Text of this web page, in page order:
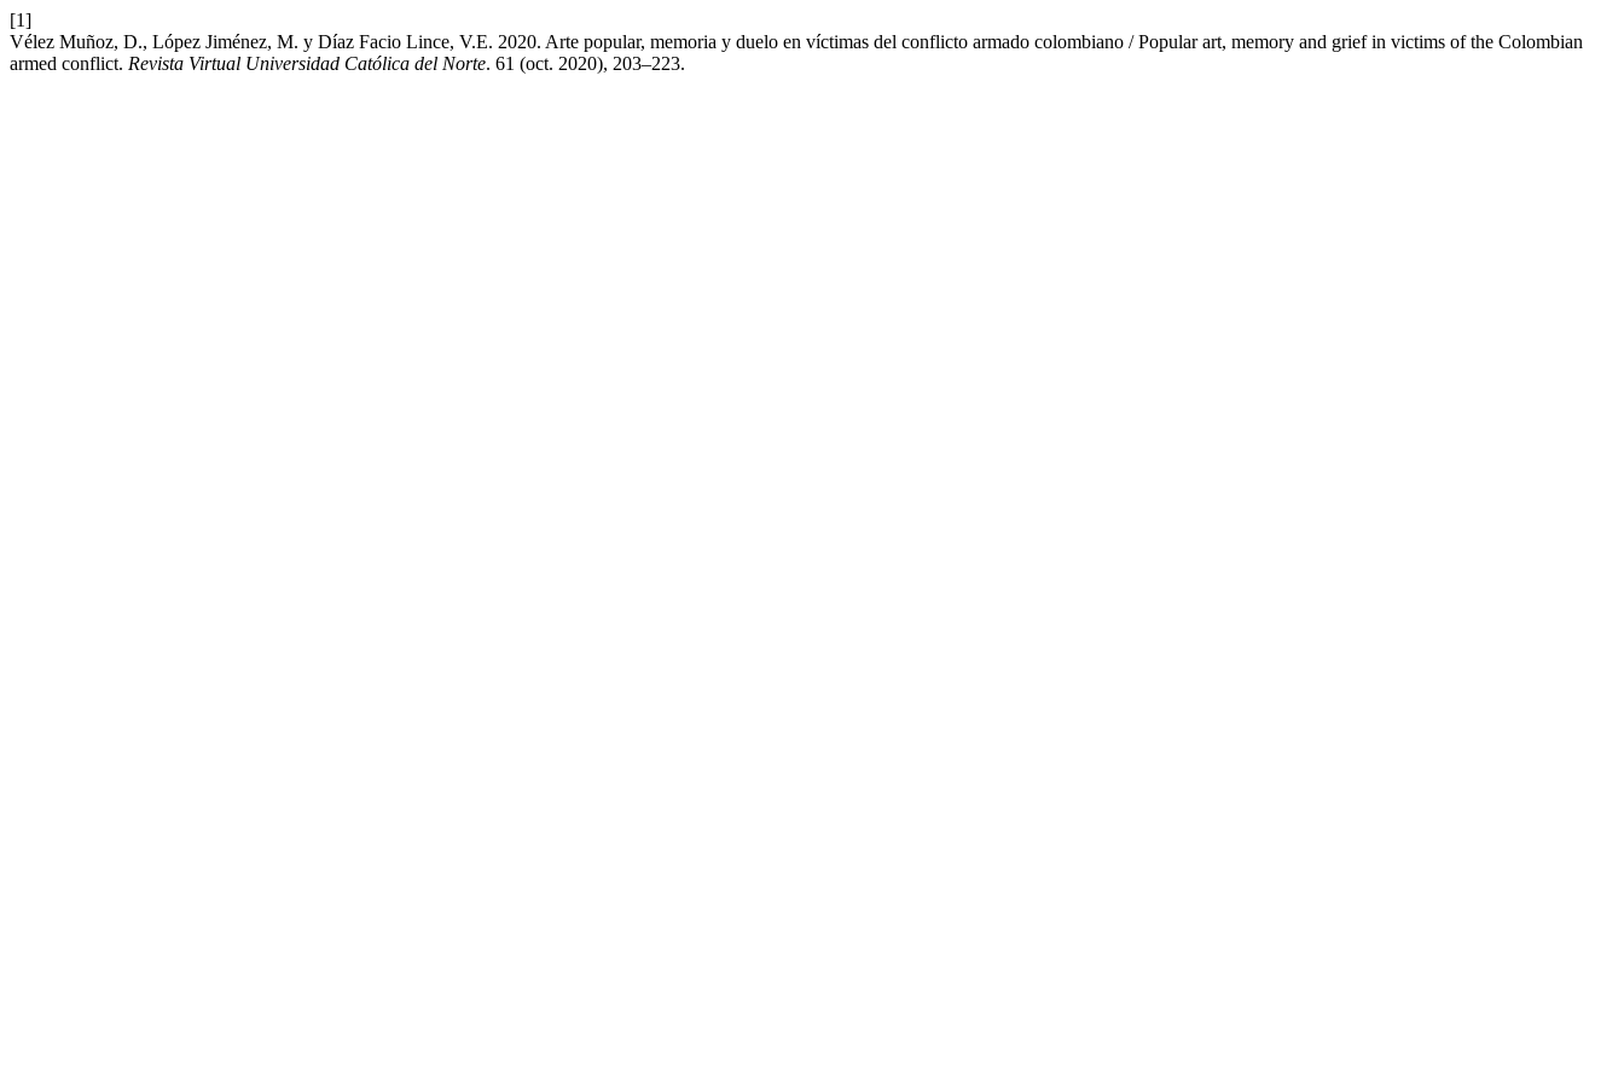
[1]
Vélez Muñoz, D., López Jiménez, M. y Díaz Facio Lince, V.E. 2020. Arte popular, memoria y duelo en víctimas del conflicto armado colombiano / Popular art, memory and grief in victims of the Colombian
armed conflict. Revista Virtual Universidad Católica del Norte. 61 (oct. 2020), 203–223.